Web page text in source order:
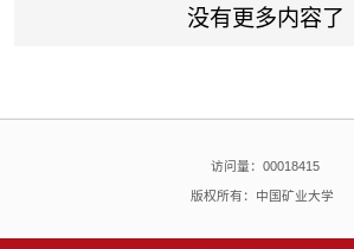
没有更多内容了
访问量： 00018415
版权所有：中国矿业大学